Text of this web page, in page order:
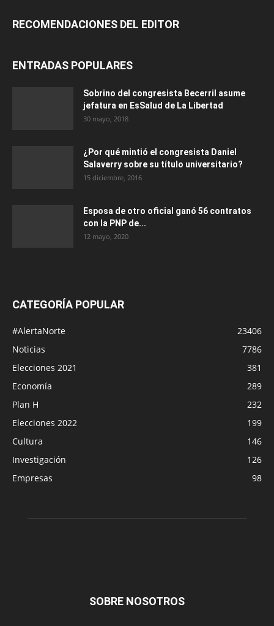
RECOMENDACIONES DEL EDITOR
ENTRADAS POPULARES
Sobrino del congresista Becerril asume
jefatura en EsSalud de La Libertad
30 mayo, 2018
¿Por qué mintió el congresista Daniel
Salaverry sobre su título universitario?
15 diciembre, 2016
Esposa de otro oficial ganó 56 contratos
con la PNP de...
12 mayo, 2020
CATEGORÍA POPULAR
#AlertaNorte
23406
Noticias
7786
Elecciones 2021
381
Economía
289
Plan H
232
Elecciones 2022
199
Cultura
146
Investigación
126
Empresas
98
SOBRE NOSOTROS